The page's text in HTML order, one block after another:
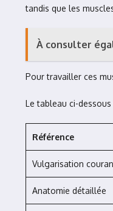
tandis que les
À consulter
Pour travailler ces
Le tableau ci-
Référence
Vulgarisation
Anatomie détaillée